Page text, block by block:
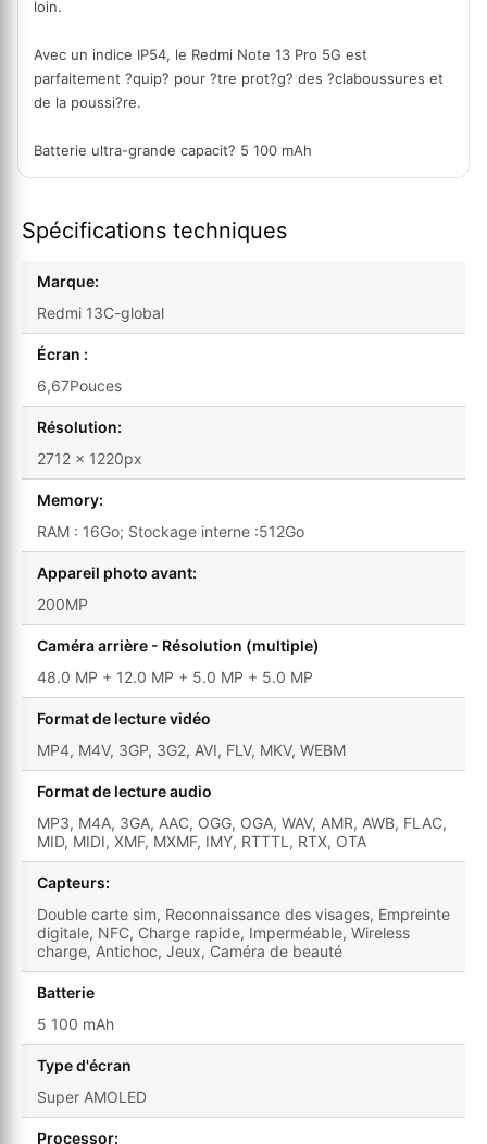
loin.
Avec un indice IP54, le Redmi Note 13 Pro 5G est
parfaitement ?quip? pour ?tre prot?g? des ?claboussures et
de la poussi?re.
Batterie ultra-grande capacit? 5 100 mAh
Spécifications techniques
Marque:
Redmi 13C-global
Écran :
6,67Pouces
Résolution:
2712 × 1220px
Memory:
RAM : 16Go; Stockage interne :512Go
Appareil photo avant:
200MP
Caméra arrière - Résolution (multiple)
48.0 MP + 12.0 MP + 5.0 MP + 5.0 MP
Format de lecture vidéo
MP4, M4V, 3GP, 3G2, AVI, FLV, MKV, WEBM
Format de lecture audio
MP3, M4A, 3GA, AAC, OGG, OGA, WAV, AMR, AWB, FLAC,
MID, MIDI, XMF, MXMF, IMY, RTTTL, RTX, OTA
Capteurs:
Double carte sim, Reconnaissance des visages, Empreinte
digitale, NFC, Charge rapide, Imperméable, Wireless
charge, Antichoc, Jeux, Caméra de beauté
Batterie
5 100 mAh
Type d'écran
Super AMOLED
Processor: